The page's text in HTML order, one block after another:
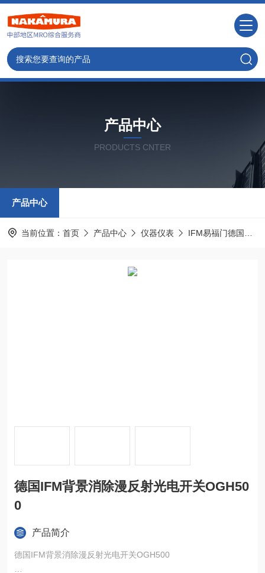
产品中心
PRODUCTS CNTER
产品中心
当前位置： 首页 产品中心 仪器仪表 IFM易福门德国
德国IFM背景消除漫反射光电开关OGH50
0
产品简介
德国IFM背景消除漫反射光电开关OGH500